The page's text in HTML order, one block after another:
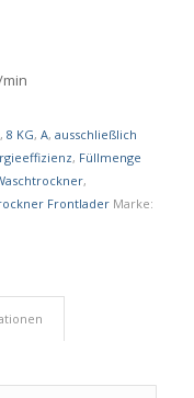
, 8 KG, A, ausschließlich
, Füllmenge
,
Frontlader Marke: